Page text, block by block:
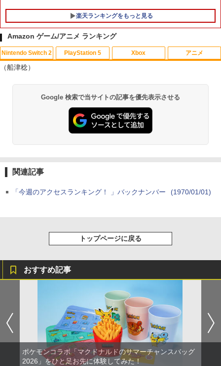
楽天ランキングをもっと見る
1
【中古】ポケパークWii ~ピカチュウの大
￥350
【中古】Wii Music
3
【中古】ポケットモンスター ムーン - 3
ーズ 200-GAP012シリーズ対応 1/4イン
チネジ取り付け
￥780
【中古】3DOソフト sampler CD Panas
onic REAL
1
【中古】ギルティクラウン 2（完全生
￥630
★【中古】ズートピア Blu-ray [レンタル
￥4,400
4
BD 劇場版「鬼滅の刃」無限城編 第一章
プレックス]《発売済・在庫品》
￥4,450
羅小黒戦記2 ぼくらが望む未来(通常版)
【Blu-ray】 [ 花澤香菜 ]
Amazon ゲーム/アニメ ランキング
Nintendo Switch 2
スプラトゥーン レイダース|オンライン
コード版
￥5,832
Nintendo Switch 2(日本語・国内専用)
ニンテンドープリペイド番号 9000円|オ
ンラインコード版
￥9,000
ニンテンドープリペイド番号 5000円|オ
PlayStation 5
PlayStation 5 デジタル・エディション
日本語専用 Console Language: Japan
ese only (CFI-2200B01)
￥55,000
￥7,286
【純正品】ディスクドライブ(CFI-ZDD1
J) PlayStation 5
￥11,849
【純正品】DualSense ワイヤレスコン
トローラー ミッドナイト ブラック(CFI-
ZCT2J01)
￥10,737
Xbox
【純正品】Xbox ワイヤレス コントロー
ラー + USB-C® ケーブル
￥8,300
￥8,020
4
【純正品】Xbox 充電式バッテリー + US
￥2,618
【国内正規品】Thrustmaster スラスト
マスター TH8S シフター - PC、PS4、P
アニメ
劇場版「鬼滅の刃」無限城編 第一章 猗
窩座再来 通常版 [Blu-ray]
￥3,982
￥3,523
【Amazon.co.jp限定】劇場版モノノ怪
第三章 蛇神 (Amazon.co.jp限定オリジ
ボード付) [Blu-ray]
￥10,780
劇場版「鬼滅の刃」無限城編 第一章 猗
窩座再来 完全生産限定版 [Blu-ray]
￥8,698
（船津稔）
Google 検索で当サイトの記事を優先表示させる
関連記事
「今週のアクセスランキング！ 」バックナンバー (1970/01/01)
トップページに戻る
おすすめ記事
ポケモンコラボ「マクドナルドのサマーチャンスバッグ
2026」をひと足お先に体験してみた！